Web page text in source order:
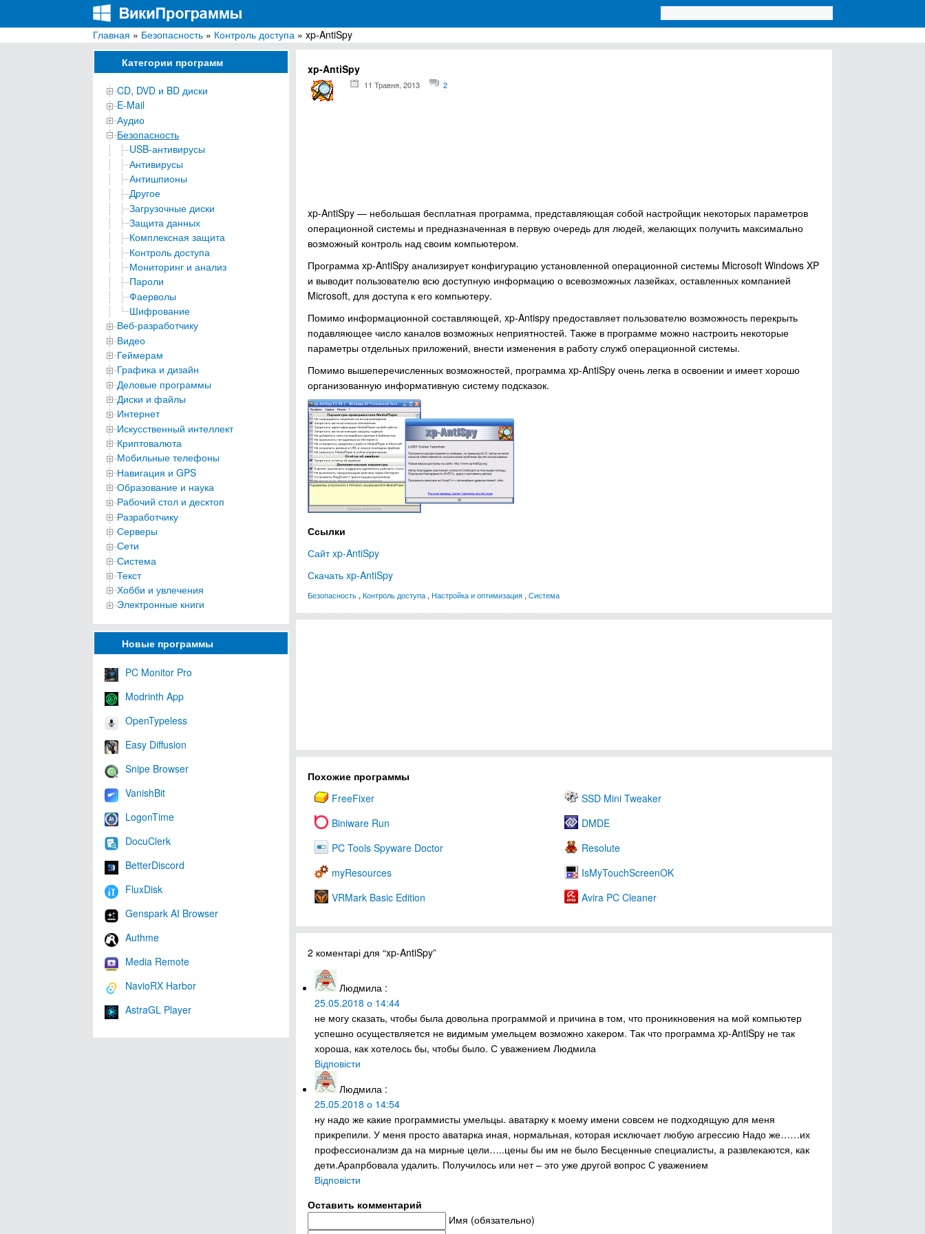
ВикиПрограммы
Энциклопедия бесплатных компьютерных программ для Windows
Главная » Безопасность » Контроль доступа » xp-AntiSpy
Категории программ
CD, DVD и BD диски
E-Mail
Аудио
Безопасность
USB-антивирусы
Антивирусы
Антишпионы
Другое
Загрузочные диски
Защита данных
Комплексная защита
Контроль доступа
Мониторинг и анализ
Пароли
Фаерволы
Шифрование
Веб-разработчику
Видео
Геймерам
Графика и дизайн
Деловые программы
Диски и файлы
Интернет
Искусственный интеллект
Криптовалюта
Мобильные телефоны
Навигация и GPS
Образование и наука
Рабочий стол и десктоп
Разработчику
Серверы
Сети
Система
Текст
Хобби и увлечения
Электронные книги
Новые программы
PC Monitor Pro
Modrinth App
OpenTypeless
Easy Diffusion
Snipe Browser
VanishBit
LogonTime
DocuClerk
BetterDiscord
FluxDisk
Genspark AI Browser
Authme
Media Remote
NavioRX Harbor
AstraGL Player
xp-AntiSpy
11 Травня, 2013 2
xp-AntiSpy — небольшая бесплатная программа, представляющая собой настройщик некоторых параметров
операционной системы и предназначенная в первую очередь для людей, желающих получить максимально
возможный контроль над своим компьютером.
Программа xp-AntiSpy анализирует конфигурацию установленной операционной системы Microsoft Windows XP
и выводит пользователю всю доступную информацию о всевозможных лазейках, оставленных компанией
Microsoft, для доступа к его компьютеру.
Помимо информационной составляющей, xp-Antispy предоставляет пользователю возможность перекрыть
подавляющее число каналов возможных неприятностей. Также в программе можно настроить некоторые
параметры отдельных приложений, внести изменения в работу служб операционной системы.
Помимо вышеперечисленных возможностей, программа xp-AntiSpy очень легка в освоении и имеет хорошо
организованную информативную систему подсказок.
Ссылки
Сайт xp-AntiSpy
Скачать xp-AntiSpy
Безопасность , Контроль доступа , Настройка и оптимизация , Система
Похожие программы
FreeFixer
SSD Mini Tweaker
Biniware Run
DMDE
PC Tools Spyware Doctor
Resolute
myResources
IsMyTouchScreenOK
VRMark Basic Edition
Avira PC Cleaner
2 коментарі для “xp-AntiSpy”
Людмила :
25.05.2018 о 14:44
не могу сказать, чтобы была довольна программой и причина в том, что проникновения на мой компьютер
успешно осуществляется не видимым умельцем возможно хакером. Так что программа xp-AntiSpy не так
хороша, как хотелось бы, чтобы было. С уважением Людмила
Відповісти
Людмила :
25.05.2018 о 14:54
ну надо же какие программисты умельцы. аватарку к моему имени совсем не подходящую для меня
прикрепили. У меня просто аватарка иная, нормальная, которая исключает любую агрессию Надо же……их
профессионализм да на мирные цели…..цены бы им не было Бесценные специалисты, а развлекаются, как
дети.Арапрбовала удалить. Получилось или нет – это уже другой вопрос С уважением
Відповісти
Оставить комментарий
Имя (обязательно)